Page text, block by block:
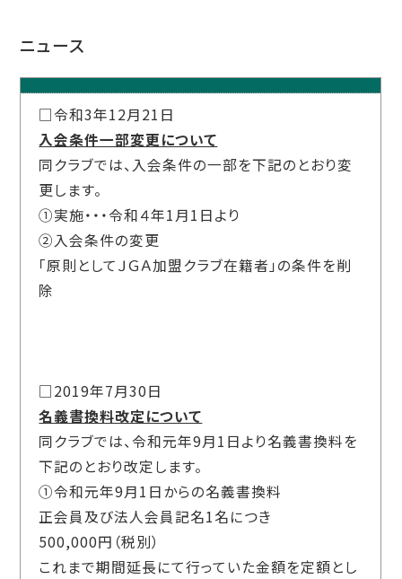
ニュース
□令和3年12月21日
入会条件一部変更について
同クラブでは、入会条件の一部を下記のとおり変
更します。
①実施・・・令和４年1月1日より
②入会条件の変更
「原則としてＪＧＡ加盟クラブ在籍者」の条件を削
除
□2019年7月30日
名義書換料改定について
同クラブでは、令和元年9月1日より名義書換料を
下記のとおり改定します。
①令和元年9月1日からの名義書換料
正会員及び法人会員記名1名につき
500,000円（税別）
これまで期間延長にて行っていた金額を定額とし